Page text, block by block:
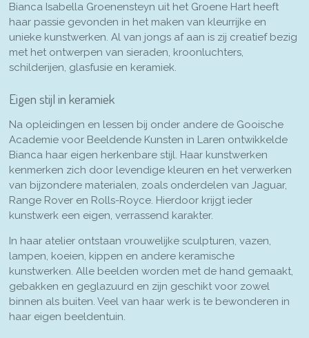
Bianca Isabella Groenensteyn uit het Groene Hart heeft
haar passie gevonden in het maken van kleurrijke en
unieke kunstwerken. Al van jongs af aan is zij creatief bezig
met het ontwerpen van sieraden, kroonluchters,
schilderijen, glasfusie en keramiek.
Eigen stijl in keramiek
Na opleidingen en lessen bij onder andere de Gooische
Academie voor Beeldende Kunsten in Laren ontwikkelde
Bianca haar eigen herkenbare stijl. Haar kunstwerken
kenmerken zich door levendige kleuren en het verwerken
van bijzondere materialen, zoals onderdelen van Jaguar,
Range Rover en Rolls-Royce. Hierdoor krijgt ieder
kunstwerk een eigen, verrassend karakter.
In haar atelier ontstaan vrouwelijke sculpturen, vazen,
lampen, koeien, kippen en andere keramische
kunstwerken. Alle beelden worden met de hand gemaakt,
gebakken en geglazuurd en zijn geschikt voor zowel
binnen als buiten. Veel van haar werk is te bewonderen in
haar eigen beeldentuin.